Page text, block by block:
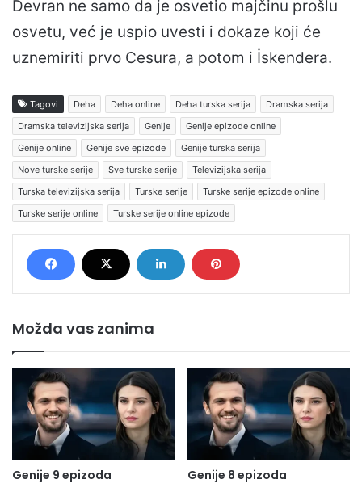
Devran ne samo da je osvetio majčinu prošlu
osvetu, već je uspio uvesti i dokaze koji će
uznemiriti prvo Cesura, a potom i İskendera.
Tagovi Deha Deha online Deha turska serija
Dramska serija
Dramska televizijska serija
Genije
Genije epizode online
Genije online
Genije sve epizode
Genije turska serija
Nove turske serije
Sve turske serije
Televizijska serija
Turska televizijska serija
Turske serije
Turske serije epizode online
Turske serije online
Turske serije online epizode
Možda vas zanima
Genije 9 epizoda Genije 8 epizoda